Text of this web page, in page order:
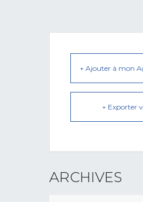
+ Ajouter à mon
+ Exporter
ARCHIVES